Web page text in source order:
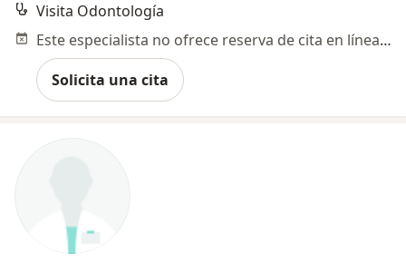
Visita Odontología
Este especialista no ofrece reserva de cita en línea en esta dirección.
Solicita una cita